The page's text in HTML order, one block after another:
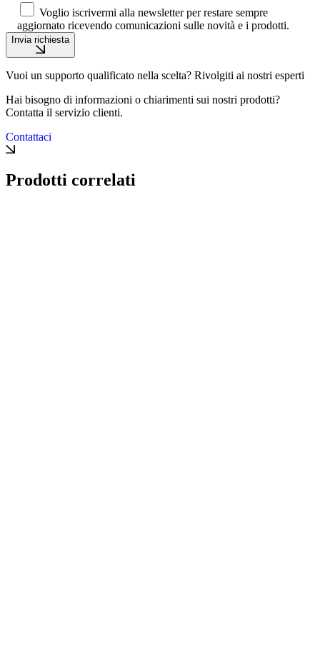
Voglio iscrivermi alla newsletter per restare sempre
aggiornato ricevendo comunicazioni sulle novità e i prodotti.
Invia richiesta
Vuoi un supporto qualificato nella scelta? Rivolgiti ai nostri esperti
Hai bisogno di informazioni o chiarimenti sui nostri prodotti?
Contatta il servizio clienti.
Contattaci
Prodotti correlati